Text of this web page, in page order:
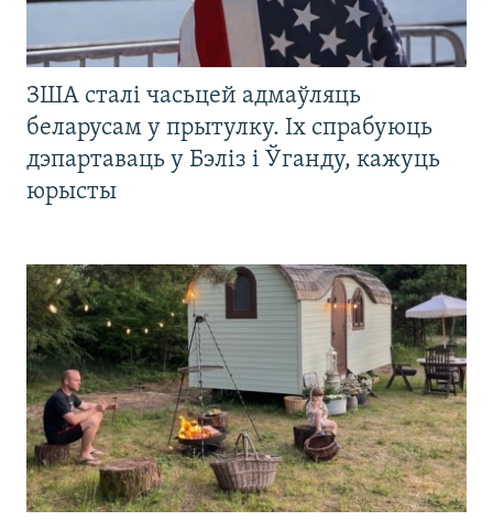
ЗША сталі часьцей адмаўляць
беларусам у прытулку. Іх спрабуюць
дэпартаваць у Бэліз і Ўганду, кажуць
юрысты